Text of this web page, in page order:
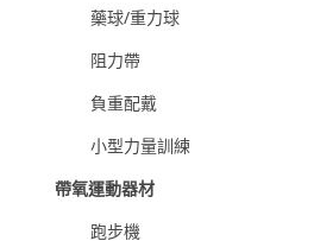
藥球/重力球
阻力帶
負重配戴
小型力量訓練
帶氧運動器材
跑步機